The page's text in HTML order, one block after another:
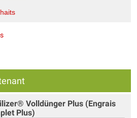
Volldünger Plus (Engrais
Plus)